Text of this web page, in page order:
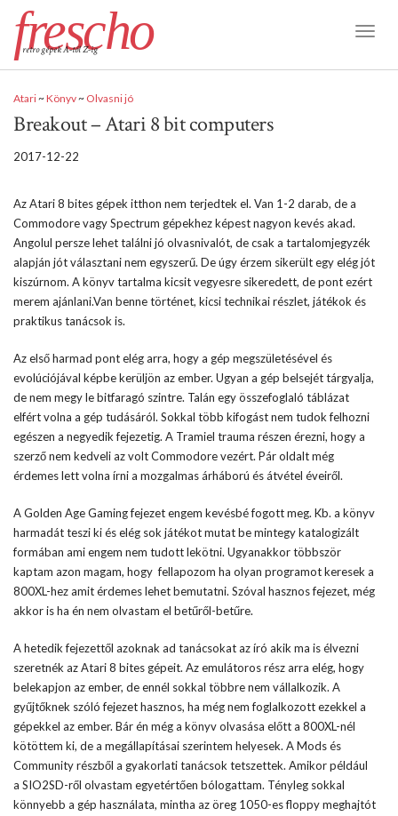
frescho
retro gépek A-tól Z-ig
Atari~Könyv~ Olvasni jó
Breakout – Atari 8 bit computers
2017-12-22
Az Atari 8 bites gépek itthon nem terjedtek el. Van 1-2 darab, de a
Commodore vagy Spectrum gépekhez képest nagyon kevés akad.
Angolul persze lehet találni jó olvasnivalót, de csak a tartalomjegyzék
alapján jót választani nem egyszerű. De úgy érzem sikerült egy elég jót
kiszúrnom. A könyv tartalma kicsit vegyesre sikeredett, de pont ezért
merem ajánlani.Van benne történet, kicsi technikai részlet, játékok és
praktikus tanácsok is.
Az első harmad pont elég arra, hogy a gép megszületésével és
evolúciójával képbe kerüljön az ember. Ugyan a gép belsejét tárgyalja,
de nem megy le bitfaragó szintre. Talán egy összefoglaló táblázat
elfért volna a gép tudásáról. Sokkal több kifogást nem tudok felhozni
egészen a negyedik fejezetig. A Tramiel trauma részen érezni, hogy a
szerző nem kedveli az volt Commodore vezért. Pár oldalt még
érdemes lett volna írni a mozgalmas árháború és átvétel éveiről.
A Golden Age Gaming fejezet engem kevésbé fogott meg. Kb. a könyv
harmadát teszi ki és elég sok játékot mutat be mintegy katalogizált
formában ami engem nem tudott lekötni. Ugyanakkor többször
kaptam azon magam, hogy fellapozom ha olyan programot keresek a
800XL-hez amit érdemes lehet bemutatni. Szóval hasznos fejezet, még
akkor is ha én nem olvastam el betűről-betűre.
A hetedik fejezettől azoknak ad tanácsokat az író akik ma is élvezni
szeretnék az Atari 8 bites gépeit. Az emulátoros rész arra elég, hogy
belekapjon az ember, de ennél sokkal többre nem vállalkozik. A
gyűjtőknek szóló fejezet hasznos, ha még nem foglalkozott ezekkel a
gépekkel az ember. Bár én még a könyv olvasása előtt a 800XL-nél
kötöttem ki, de a megállapításai szerintem helyesek. A Mods és
Community részből a gyakorlati tanácsok tetszettek. Amikor például
a SIO2SD-ről olvastam egyetértően bólogattam. Tényleg sokkal
könnyebb a gép használata, mintha az öreg 1050-es floppy meghajtót